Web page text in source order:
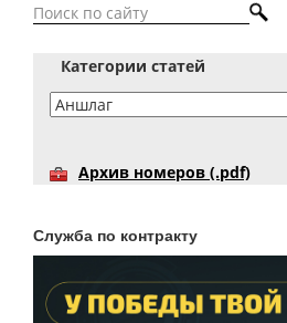
Категории статей
Архив номеров (.pdf)
Служба по контракту